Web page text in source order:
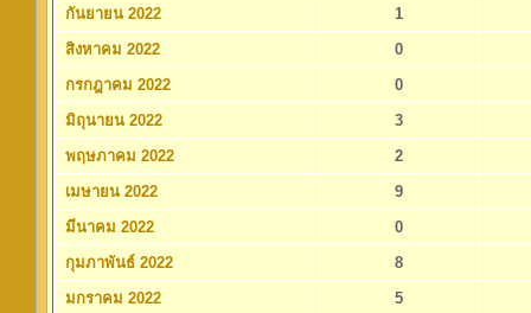
กันยายน 2022
1
สิงหาคม 2022
0
กรกฎาคม 2022
0
มิถุนายน 2022
3
พฤษภาคม 2022
2
เมษายน 2022
9
มีนาคม 2022
0
กุมภาพันธ์ 2022
8
มกราคม 2022
5